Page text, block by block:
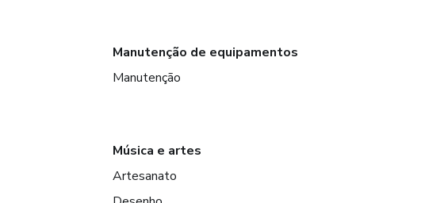
Manutenção de equipamentos
Manutenção
Música e artes
Artesanato